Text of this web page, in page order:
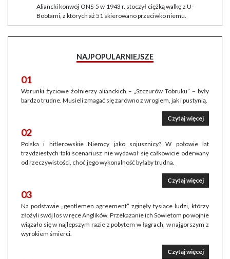
Aliancki konwój ONS-5 w 1943 r. stoczył ciężką walkę z U-
Bootami, z których aż 51 skierowano przeciwko niemu.
NAJPOPULARNIEJSZE
01
Warunki życiowe żołnierzy alianckich – „Szczurów Tobruku” – były
bardzo trudne. Musieli zmagać się zarówno z wrogiem, jak i pustynią.
Czytaj więcej
02
Polska i hitlerowskie Niemcy jako sojusznicy? W połowie lat
trzydziestych taki scenariusz nie wydawał się całkowicie oderwany
od rzeczywistości, choć jego wykonalność byłaby trudna.
Czytaj więcej
03
Na podstawie „gentlemen agreement” zginęły tysiące ludzi, którzy
złożyli swój los w ręce Anglików. Przekazanie ich Sowietom po wojnie
wiązało się w najlepszym razie z pobytem w łagrach, w najgorszym z
wyrokiem śmierci.
Czytaj więcej